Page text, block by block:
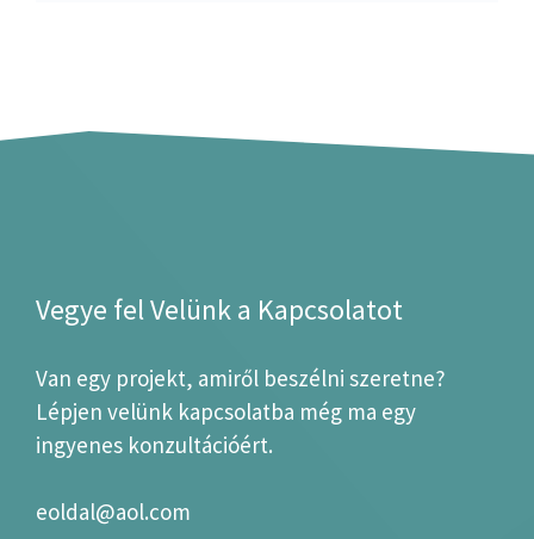
Vegye fel Velünk a Kapcsolatot
Van egy projekt, amiről beszélni szeretne?
Lépjen velünk kapcsolatba még ma egy
ingyenes konzultációért.
eoldal@aol.com